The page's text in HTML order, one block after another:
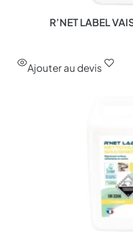
R’NET LABEL
Ajouter au devis